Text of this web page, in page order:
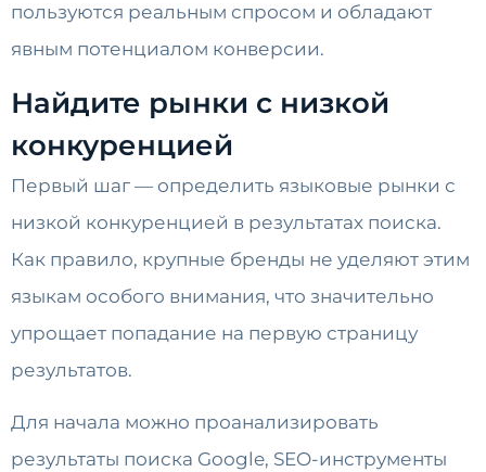
пользуются реальным спросом и обладают
явным потенциалом конверсии.
Найдите рынки с низкой
конкуренцией
Первый шаг — определить языковые рынки с
низкой конкуренцией в результатах поиска.
Как правило, крупные бренды не уделяют этим
языкам особого внимания, что значительно
упрощает попадание на первую страницу
результатов.
Для начала можно проанализировать
результаты поиска Google, SEO-инструменты